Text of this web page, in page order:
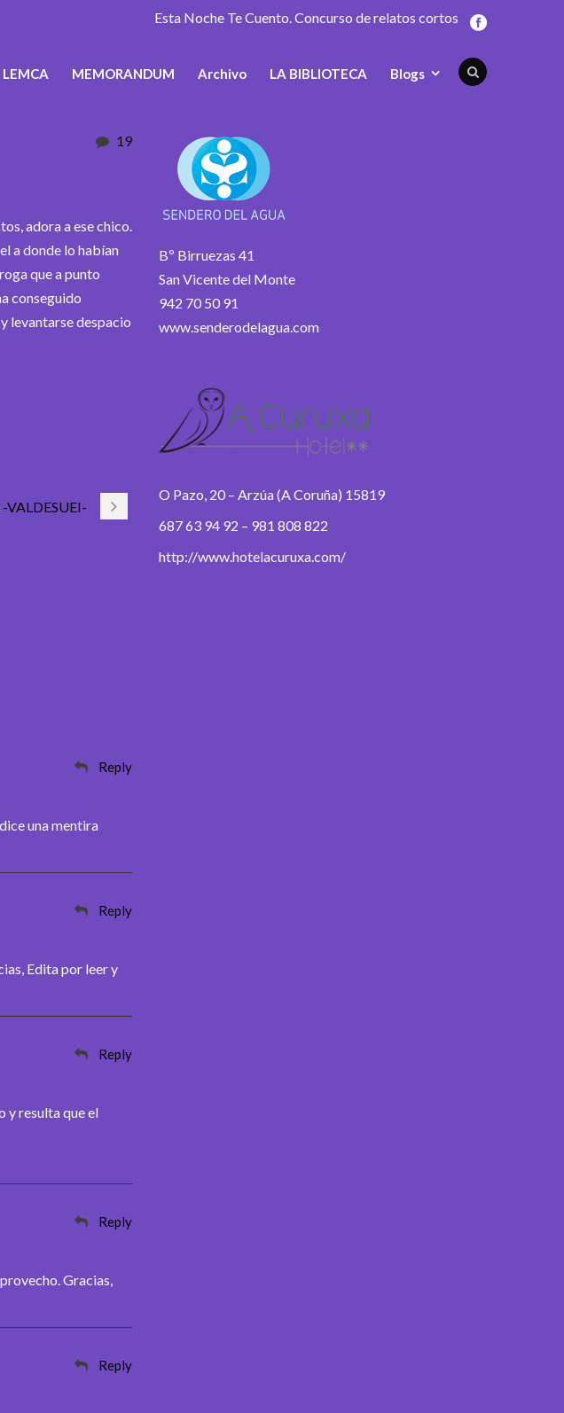
Esta Noche Te Cuento. Concurso de relatos cortos
LEMCA MEMORANDUM Archivo LA BIBLIOTECA Blogs
19
adora a ese chico.
a donde lo habían
que a punto
conseguido
levantarse despacio
VALDESUEI-
Reply
una mentira
Reply
Edita por leer y
Reply
y resulta que el
Reply
Gracias,
Reply
Bº Birruezas 41
San Vicente del Monte
942 70 50 91
www.senderodelagua.com
O Pazo, 20 – Arzúa (A Coruña) 15819
687 63 94 92 – 981 808 822
http://www.hotelacuruxa.com/